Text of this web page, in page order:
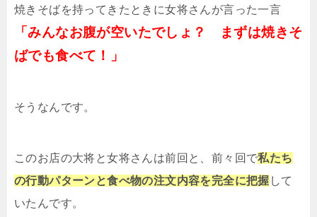
焼きそばを持ってきたときに女将さんが言った一言
「みんなお腹が空いたでしょ？ まずは焼きそ
ばでも食べて！」
そうなんです。
このお店の大将と女将さんは前回と、前々回で私たち
の行動パターンと食べ物の注文内容を完全に把握 して
いたんです。